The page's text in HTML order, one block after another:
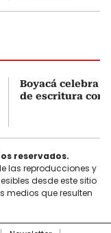
Boyacá celebra
de escritura con
reservados.
las reproducciones y
desde este sitio
medios que resulten